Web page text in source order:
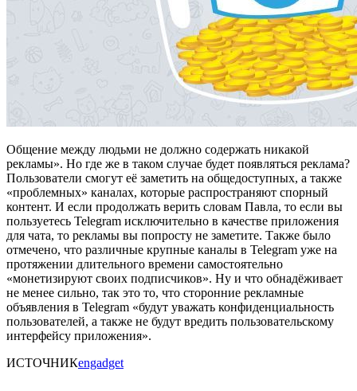
Общение между людьми не должно содержать никакой
рекламы». Но где же в таком случае будет появляться реклама?
Пользователи смогут её заметить на общедоступных, а также
«проблемных» каналах, которые распространяют спорный
контент. И если продолжать верить словам Павла, то если вы
пользуетесь Telegram исключительно в качестве приложения
для чата, то рекламы вы попросту не заметите. Также было
отмечено, что различные крупные каналы в Telegram уже на
протяжении длительного времени самостоятельно
«монетизируют своих подписчиков». Ну и что обнадёживает
не менее сильно, так это то, что сторонние рекламные
объявления в Telegram «будут уважать конфиденциальность
пользователей, а также не будут вредить пользовательскому
интерфейсу приложения».
ИСТОЧНИКengadget